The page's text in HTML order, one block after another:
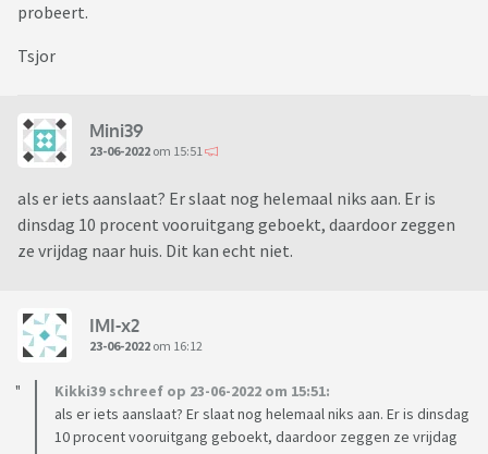
probeert.
Tsjor
Mini39
23-06-2022 om 15:51
als er iets aanslaat? Er slaat nog helemaal niks aan. Er is
dinsdag 10 procent vooruitgang geboekt, daardoor zeggen
ze vrijdag naar huis. Dit kan echt niet.
IMI-x2
23-06-2022 om 16:12
Kikki39 schreef op 23-06-2022 om 15:51:
als er iets aanslaat? Er slaat nog helemaal niks aan. Er is dinsdag
10 procent vooruitgang geboekt, daardoor zeggen ze vrijdag